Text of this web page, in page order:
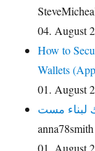
04. August
How to
Wallets
01. August
anna78smith